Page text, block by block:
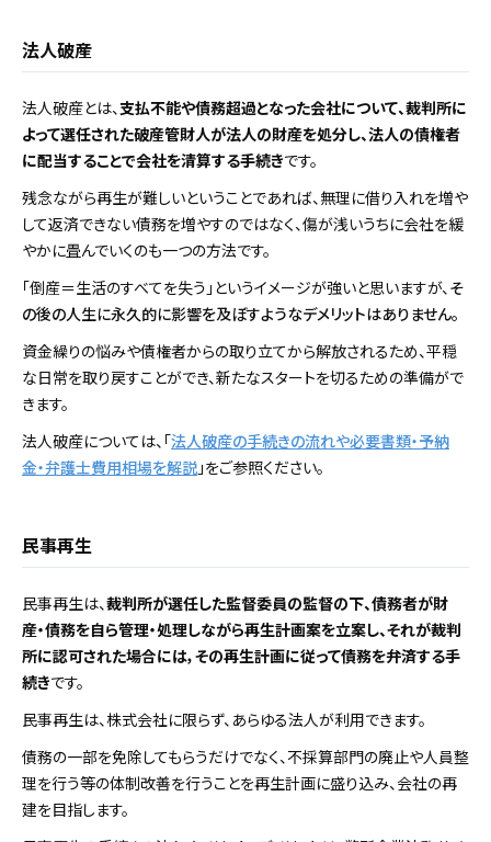
法人破産
法人破産とは、支払不能や債務超過となった会社について、裁判所に
よって選任された破産管財人が法人の財産を処分し、法人の債権者
に配当することで会社を清算する手続きです。
残念ながら再生が難しいということであれば、無理に借り入れを増や
して返済できない債務を増やすのではなく、傷が浅いうちに会社を緩
やかに畳んでいくのも一つの方法です。
「倒産＝生活のすべてを失う」というイメージが強いと思いますが、 そ
の後の人生に永久的に影響を及ぼすようなデメリットはありません。
資金繰りの悩みや債権者からの取り立てから解放されるため、平穏
な日常を取り戻すことができ、新たなスタートを切るための準備がで
きます。
法人破産については、「法人破産の手続きの流れや必要書類・予納
金・弁護士費用相場を解説 」をご参照ください。
民事再生
民事再生は、裁判所が選任した監督委員の監督の下、債務者が財
産・債務を自ら管理・処理しながら再生計画案を立案し、それが裁判
所に認可された場合には，その再生計画に従って債務を弁済する手
続きです。
民事再生は、株式会社に限らず、あらゆる法人が利用できます。
債務の一部を免除してもらうだけでなく、不採算部門の廃止や人員整
理を行う等の体制改善を行うことを再生計画に盛り込み、会社の再
建を目指します。